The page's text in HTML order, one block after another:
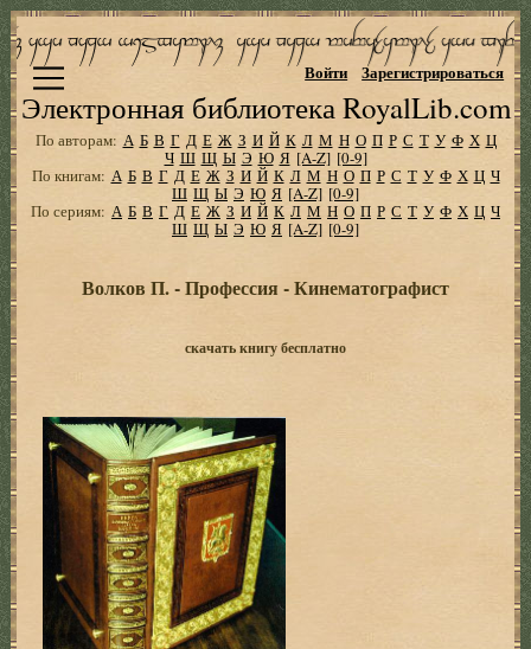
Электронная библиотека RoyalLib.com
Войти Зарегистрироваться
По авторам: А Б В Г Д Е Ж З И Й К Л М Н О П Р С Т У Ф Х Ц
Ч Ш Щ Ы Э Ю Я [A-Z] [0-9]
По книгам: А Б В Г Д Е Ж З И Й К Л М Н О П Р С Т У Ф Х Ц Ч
Ш Щ Ы Э Ю Я [A-Z] [0-9]
По сериям: А Б В Г Д Е Ж З И Й К Л М Н О П Р С Т У Ф Х Ц Ч
Ш Щ Ы Э Ю Я [A-Z] [0-9]
Волков П. - Профессия - Кинематографист
скачать книгу бесплатно